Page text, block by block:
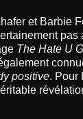
et Barbie
pas
The Hate U
positive. Pour